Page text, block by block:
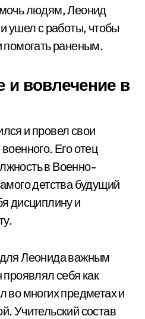
людям, Леонид
ушел с работы, чтобы
помогать раненым.
и вовлечение в
и провел свои
Его отец
в Военно-
детства будущий
дисциплину и
Леонида важным
себя как
во многих предметах и
Учительский состав